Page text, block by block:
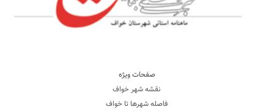
صفحات ویژه
نقشه شهر خواف
فاصله شهرها تا خواف